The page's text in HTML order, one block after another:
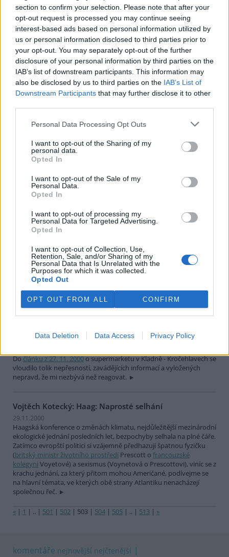
section to confirm your selection. Please note that after your
opt-out request is processed you may continue seeing
interest-based ads based on personal information utilized by
us or personal information disclosed to third parties prior to
your opt-out. You may separately opt-out of the further
disclosure of your personal information by third parties on the
IAB’s list of downstream participants. This information may
also be disclosed by us to third parties on the IAB’s List of
Downstream Participants that may further disclose it to other
Personal Data Processing Opt Outs
I want to opt-out of the Sharing of my
personal data.
Opted In
I want to opt-out of the Sale of my
Personal Data.
Opted In
I want to opt-out of processing my
Personal Data for Targeted Advertising.
Opted In
I want to opt-out of Collection, Use,
Retention, Sale, and/or Sharing of my
Personal Data that Is Unrelated with the
Purposes for which it was collected.
Opted Out
OPT OUT FROM ALL CONFIRM
Data Deletion Data Access Privacy Policy
Jarmila Přibylová: Nový zákon o posuzování vlivů na
životní prostředí - krok zpět
11.12.2000
Nové znění zákona o posuzování vlivů na životní prostředí,
odsouhlaseného drtivou většinouPoslanecké sněmovny
(poměrem 150 : 9) dne 8. prosince 2000, představuje negativní
posun oproti stávajícímu stavu. Nový zákon po zásahu poslanců
ODS
a ČSSD
výrazně omezuje možnost veřejnosti do procesu
vstupovat. Dá se tak říci, že se tento zákon stal obětí opoziční
smlouvy mezi ODS a ČSSD.
Ivona Matějková: Pravda vyjde najevo
Pravda časem vyjde najevo - pod tímto názvem byl 25.11.2000
uveřejněn v Klatovském deníku článek Jaromíra Bláhy, vedoucího
programu Lesy
tím, jaké okolnosti vedly ředitele Správy NP Šumava
ing. Ivana
Žlábka k zamítnutí oficiální žádosti p. Tomislava Vodičky o
poskytnutí informací týkající se hospodaření Správy šumavského
svědčí následující řádky:
aby šetřily
30.11.2000
Ráda bych reagovala na článek Jana Beránka v
27. listopadu 2000 "Nedohoda o klimatu", lépe řečeno k němu
dodala pár zajímavých informací ohledně USA a jejich "ochoty"
aktivně bojovat proti tomu, aby se naše planeta nestala brzy
peklem pro všechny živé tvory.
Vít Franěk: Supermarket v Kladně
Dočlánku z 27. 11. 2000o supermarketu v Kladně - Kročehlavech se
vloudilo tolik nepřesností, zavádějících informací a vyložených
nepravd, že mi nezbývá než reagovat.
Vojtěch Kotecký: Haag: Naprosté selhání
29.11.2000
Haagská konference o změnách klimatu, nejdůležitější mezinárodní
ekologické jednání posledních let, bezpochyby selhala na plné čáře.
Zatímco evropští politici si vzájemně předhazují špatnou fyzičku
(britský ministr životního prostředí Prescott o francouzské
kolegyni Voyetové) a sexismus (Voynetová o Prescottovi), viníc se z
krachu jednání, za který přitom mohou Američané, podívejme se
na hlavní témata, ve kterých obě strany Atlantiku nenacházejí
společnou řeč.
« | 1 | .. | 501 | 502 | 503 | 504 | 505 | .. | 513 | »
komentáře nejnovější nejčtenější